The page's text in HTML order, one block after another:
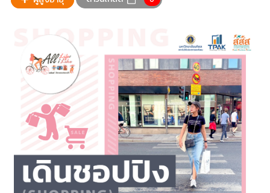
ทั้งหมด 417 บทความ